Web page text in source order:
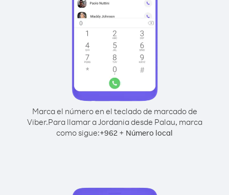
Marca el número en el teclado de marcado de
Viber.Para llamar a Jordania desde Palau, marca
como sigue:+962 + Número local